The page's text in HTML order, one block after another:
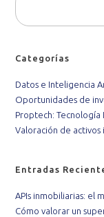
Categorías
Datos e Inteligencia
Oportunidades de
Proptech: Tecnología
Valoración de activos
Entradas
APIs inmobiliarias: el
Cómo valorar un